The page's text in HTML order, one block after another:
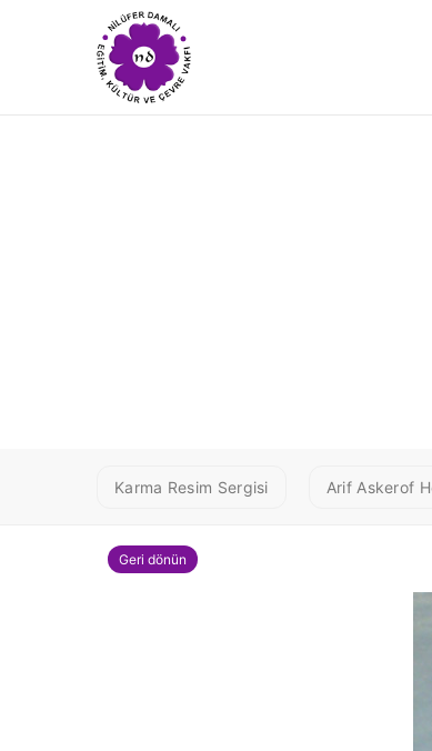
Karma Resim Sergisi Arif Askerof
Geri dönün